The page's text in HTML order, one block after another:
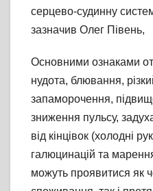
серцево-судинну
зазначив Олег Півень,
Основними ознаками
нудота, блювання,
запаморочення,
зниження пульсу,
від кінцівок (холодні
галюцинацій та
можуть проявитися як